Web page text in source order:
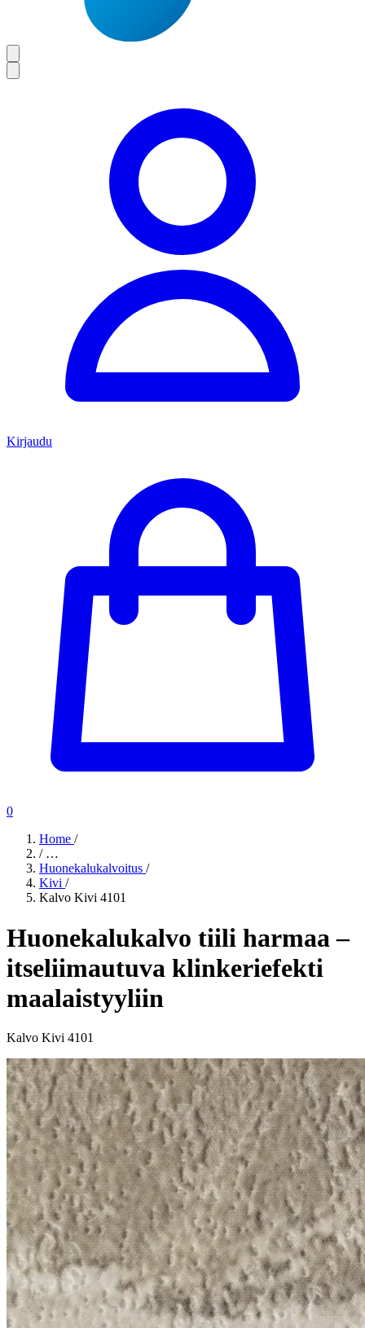
Kirjaudu
0
Home /
/ …
Huonekalukalvoitus /
Kivi /
Kalvo Kivi 4101
Huonekalukalvo tiili harmaa –
itseliimautuva klinkeriefekti
maalaistyyliin
Kalvo Kivi 4101